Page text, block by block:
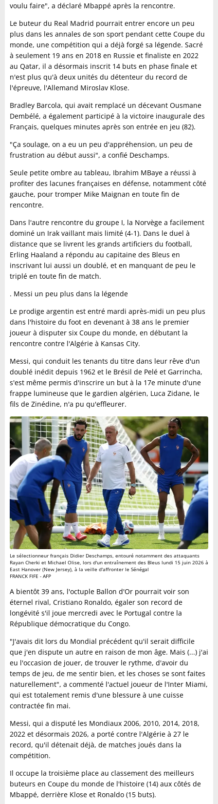
voulu faire", a déclaré Mbappé après la rencontre.
Le buteur du Real Madrid pourrait entrer encore un peu
plus dans les annales de son sport pendant cette Coupe du
monde, une compétition qui a déjà forgé sa légende. Sacré
à seulement 19 ans en 2018 en Russie et finaliste en 2022
au Qatar, il a désormais inscrit 14 buts en phase finale et
n'est plus qu'à deux unités du détenteur du record de
l'épreuve, l'Allemand Miroslav Klose.
Bradley Barcola, qui avait remplacé un décevant Ousmane
Dembélé, a également participé à la victoire inaugurale des
Français, quelques minutes après son entrée en jeu (82).
"Ça soulage, on a eu un peu d'appréhension, un peu de
frustration au début aussi", a confié Deschamps.
Seule petite ombre au tableau, Ibrahim MBaye a réussi à
profiter des lacunes françaises en défense, notamment côté
gauche, pour tromper Mike Maignan en toute fin de
rencontre.
Dans l'autre rencontre du groupe I, la Norvège a facilement
dominé un Irak vaillant mais limité (4-1). Dans le duel à
distance que se livrent les grands artificiers du football,
Erling Haaland a répondu au capitaine des Bleus en
inscrivant lui aussi un doublé, et en manquant de peu le
triplé en toute fin de match.
. Messi un peu plus dans la légende
Le prodige argentin est entré mardi après-midi un peu plus
dans l'histoire du foot en devenant à 38 ans le premier
joueur à disputer six Coupe du monde, en débutant la
rencontre contre l'Algérie à Kansas City.
Messi, qui conduit les tenants du titre dans leur rêve d'un
doublé inédit depuis 1962 et le Brésil de Pelé et Garrincha,
s'est même permis d'inscrire un but à la 17e minute d'une
frappe lumineuse que le gardien algérien, Luca Zidane, le
fils de Zinédine, n'a pu qu'effleurer.
Le sélectionneur français Didier Deschamps, entouré notamment des attaquants
Rayan Cherki et Michael Olise, lors d'un entraînement des Bleus lundi 15 juin 2026 à
East Hanover (New Jersey), à la veille d'affronter le Sénégal
FRANCK FIFE - AFP
A bientôt 39 ans, l'octuple Ballon d'Or pourrait voir son
éternel rival, Cristiano Ronaldo, égaler son record de
longévité s'il joue mercredi avec le Portugal contre la
République démocratique du Congo.
"J'avais dit lors du Mondial précédent qu'il serait difficile
que j'en dispute un autre en raison de mon âge. Mais (...) j'ai
eu l'occasion de jouer, de trouver le rythme, d'avoir du
temps de jeu, de me sentir bien, et les choses se sont faites
naturellement", a commenté l'actuel joueur de l'Inter Miami,
qui est totalement remis d'une blessure à une cuisse
contractée fin mai.
Messi, qui a disputé les Mondiaux 2006, 2010, 2014, 2018,
2022 et désormais 2026, a porté contre l'Algérie à 27 le
record, qu'il détenait déjà, de matches joués dans la
compétition.
Il occupe la troisième place au classement des meilleurs
buteurs en Coupe du monde de l'histoire (14) aux côtés de
Mbappé, derrière Klose et Ronaldo (15 buts).